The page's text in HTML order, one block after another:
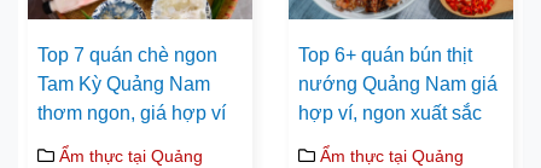
Top 7 quán chè ngon
Tam Kỳ Quảng Nam
thơm ngon, giá hợp ví
Ẩm thực tại Quảng
Top 6+ quán bún thịt
nướng Quảng Nam giá
hợp ví, ngon xuất sắc
Ẩm thực tại Quảng